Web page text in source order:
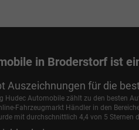
in Broderstorf ist
Auszeichnungen für die
Hudec Automobile zählt zu den besten
Fahrzeugmarkt Händler in den
mit durchschnittlich 4,4 von 5 Sternen